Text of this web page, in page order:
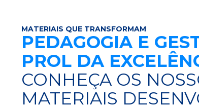
MATERIAIS QUE TRANSFORMAM
PEDAGOGIA E
PROL DA
CONHEÇA OS
MATERIAIS